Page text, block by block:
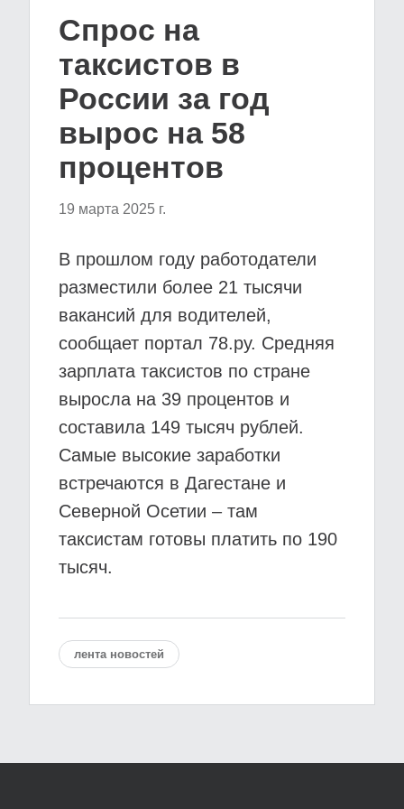
Спрос на
таксистов в
России за год
вырос на 58
процентов
19 марта 2025 г.
В прошлом году работодатели
разместили более 21 тысячи
вакансий для водителей,
сообщает портал 78.ру. Средняя
зарплата таксистов по стране
выросла на 39 процентов и
составила 149 тысяч рублей.
Самые высокие заработки
встречаются в Дагестане и
Северной Осетии – там
таксистам готовы платить по 190
тысяч.
лента новостей